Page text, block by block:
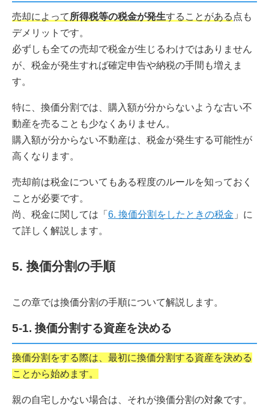
売却によって 所得税等の税金が発生することがある 点も
デメリットです。
必ずしも全ての売却で税金が生じるわけではありません
が、税金が発生すれば確定申告や納税の手間も増えま
す。
特に、換価分割では、購入額が分からないような古い不
動産を売ることも少なくありません。
購入額が分からない不動産は、税金が発生する可能性が
高くなります。
売却前は税金についてもある程度のルールを知っておく
ことが必要です。
尚、税金に関しては「 6. 換価分割をしたときの税金 」に
て詳しく解説します。
5. 換価分割の手順
この章では換価分割の手順について解説します。
5-1. 換価分割する資産を決める
換価分割をする際は、最初に換価分割する資産を決める
ことから始めます。
親の自宅しかない場合は、それが換価分割の対象です。